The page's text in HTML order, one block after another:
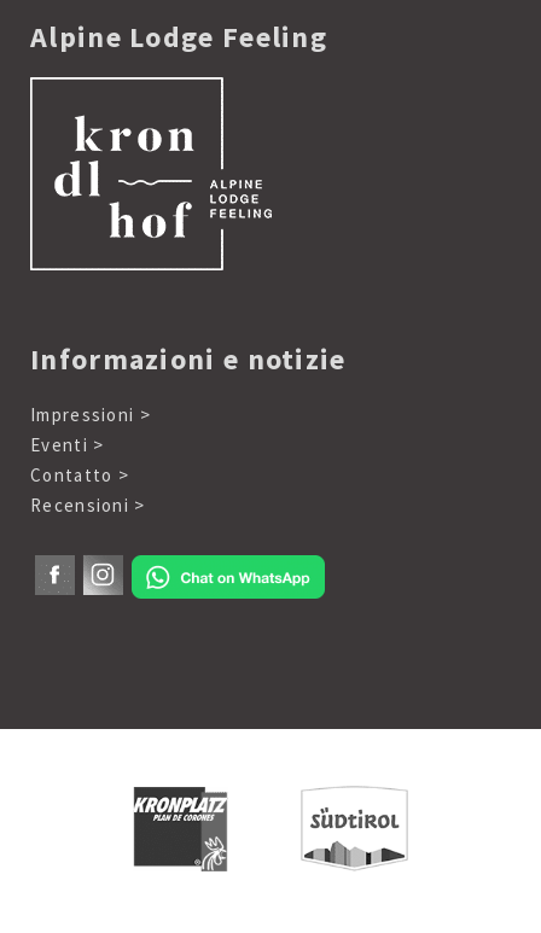
Alpine Lodge Feeling
Informazioni e notizie
Impressioni >
Eventi >
Contatto >
Recensioni >